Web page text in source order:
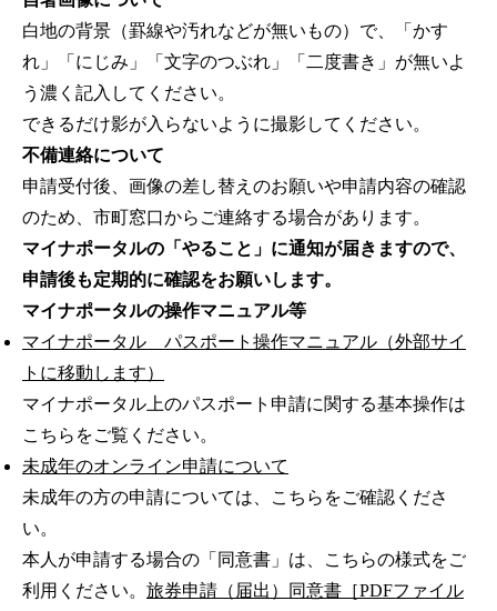
白地の背景（罫線や汚れなどが無いもの）で、「かす
れ」「にじみ」「文字のつぶれ」「二度書き」が無いよ
う濃く記入してください。
できるだけ影が入らないように撮影してください。
不備連絡について
申請受付後、画像の差し替えのお願いや申請内容の確認
のため、市町窓口からご連絡する場合があります。
マイナポータルの「やること」に通知が届きますので、
申請後も定期的に確認をお願いします。
マイナポータルの操作マニュアル等
マイナポータル パスポート操作マニュアル（外部サイ
トに移動します）
マイナポータル上のパスポート申請に関する基本操作は
こちらをご覧ください。
未成年のオンライン申請について
未成年の方の申請については、こちらをご確認くださ
い。
本人が申請する場合の「同意書」は、こちらの様式をご
利用ください。 旅券申請（届出）同意書［PDFファイル